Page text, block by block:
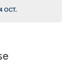
OCT.